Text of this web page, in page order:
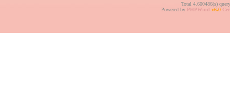
Total 4.600486(s)
Powered by PHPWind v6.0